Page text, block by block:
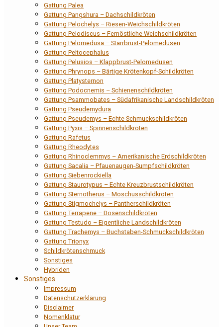
Gattung Palea
Gattung Pangshura – Dachschildkröten
Gattung Pelochelys – Riesen-Weichschildkröten
Gattung Pelodiscus – Fernöstliche Weichschildkröten
Gattung Pelomedusa – Starrbrust-Pelomedusen
Gattung Peltocephalus
Gattung Pelusios – Klappbrust-Pelomedusen
Gattung Phrynops – Bärtige Krötenkopf-Schildkröten
Gattung Platysternon
Gattung Podocnemis – Schienenschildkröten
Gattung Psammobates – Südafrikanische Landschildkröten
Gattung Pseudemydura
Gattung Pseudemys – Echte Schmuckschildkröten
Gattung Pyxis – Spinnenschildkröten
Gattung Rafetus
Gattung Rheodytes
Gattung Rhinoclemmys – Amerikanische Erdschildkröten
Gattung Sacalia – Pfauenaugen-Sumpfschildkröten
Gattung Siebenrockiella
Gattung Staurotypus – Echte Kreuzbrustschildkröten
Gattung Sternotherus – Moschusschildkröten
Gattung Stigmochelys – Pantherschildkröten
Gattung Terrapene – Dosenschildkröten
Gattung Testudo – Eigentliche Landschildkröten
Gattung Trachemys – Buchstaben-Schmuckschildkröten
Gattung Trionyx
Schildkrötenschmuck
Sonstiges
Hybriden
Sonstiges
Impressum
Datenschutzerklärung
Disclaimer
Nomenklatur